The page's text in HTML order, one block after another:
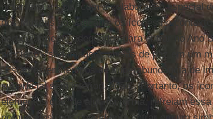
ucraniana e síria, com a colaboração especial
dos Museus do Vaticano: os ícones no
particularmente adequados para entrar no Ano
precioso: "são imagens cheias de paz em um
"Estamos em tempos de superabundância de
superficial sem interiorização”. Portanto, os
elementos que, de alguma forma, refreiam